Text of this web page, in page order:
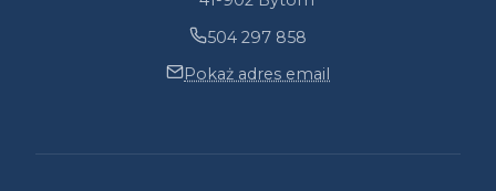
504 297 858
Pokaż adres email